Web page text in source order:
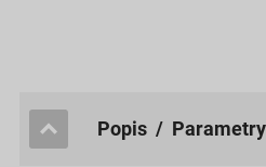
popis / Parametry